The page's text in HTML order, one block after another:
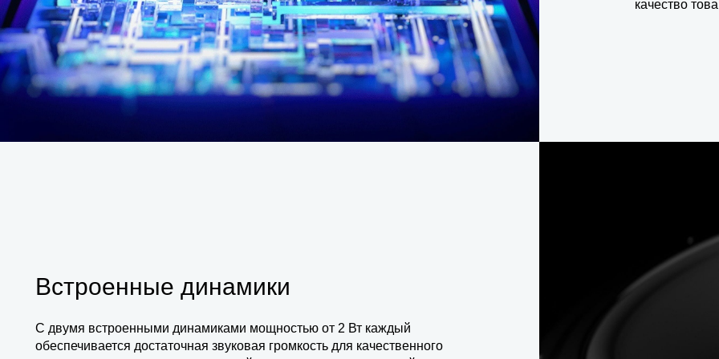
качество
Встроенные динамики
С двумя встроенными динамиками мощностью от 2 Вт каждый
обеспечивается достаточная звуковая громкость для качественного